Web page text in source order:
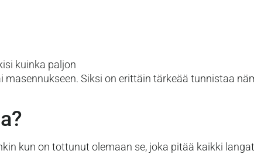
kuinka paljon
Siksi on erittäin tärkeää tunnistaa
kun on tottunut olemaan se, joka pitää kaikki